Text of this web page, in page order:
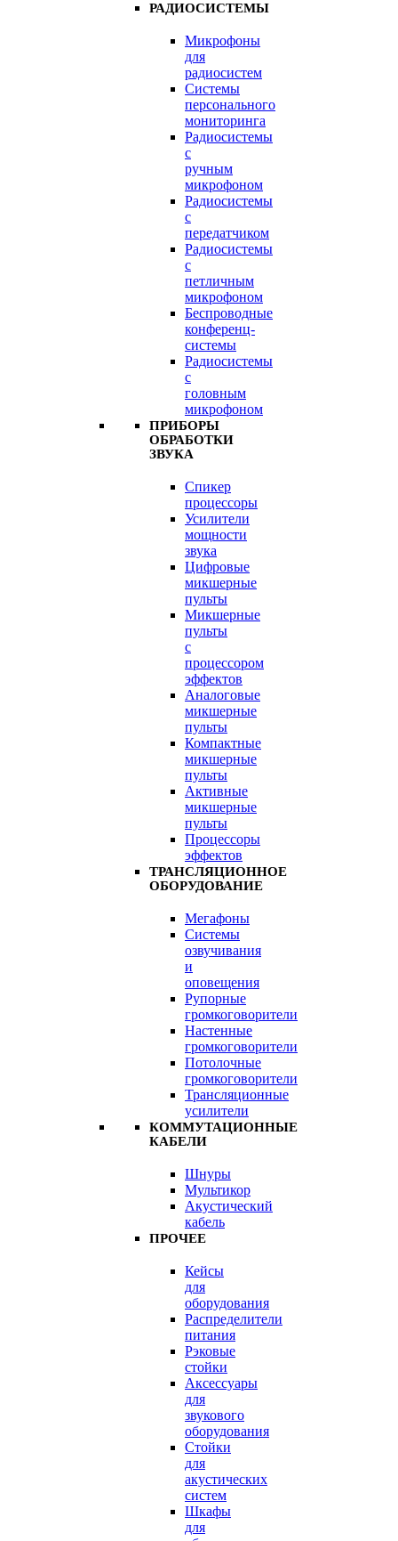
РАДИОСИСТЕМЫ
Микрофоны
для
радиосистем
Системы
персонального
мониторинга
Радиосистемы
c
ручным
микрофоном
Радиосистемы
с
передатчиком
Радиосистемы
с
петличным
микрофоном
Беспроводные
конференц-
системы
Радиосистемы
с
головным
микрофоном
ПРИБОРЫ
ОБРАБОТКИ
ЗВУКА
Спикер
процессоры
Усилители
мощности
звука
Цифровые
микшерные
пульты
Микшерные
пульты
с
процессором
эффектов
Аналоговые
микшерные
пульты
Компактные
микшерные
пульты
Активные
микшерные
пульты
Процессоры
эффектов
ТРАНСЛЯЦИОННОЕ
ОБОРУДОВАНИЕ
Мегафоны
Системы
озвучивания
и
оповещения
Рупорные
громкоговорители
Настенные
громкоговорители
Потолочные
громкоговорители
Трансляционные
усилители
КОММУТАЦИОННЫЕ
КАБЕЛИ
Шнуры
Мультикор
Акустический
кабель
ПРОЧЕЕ
Кейсы
для
оборудования
Распределители
питания
Рэковые
стойки
Аксессуары
для
звукового
оборудования
Стойки
для
акустических
систем
Шкафы
для